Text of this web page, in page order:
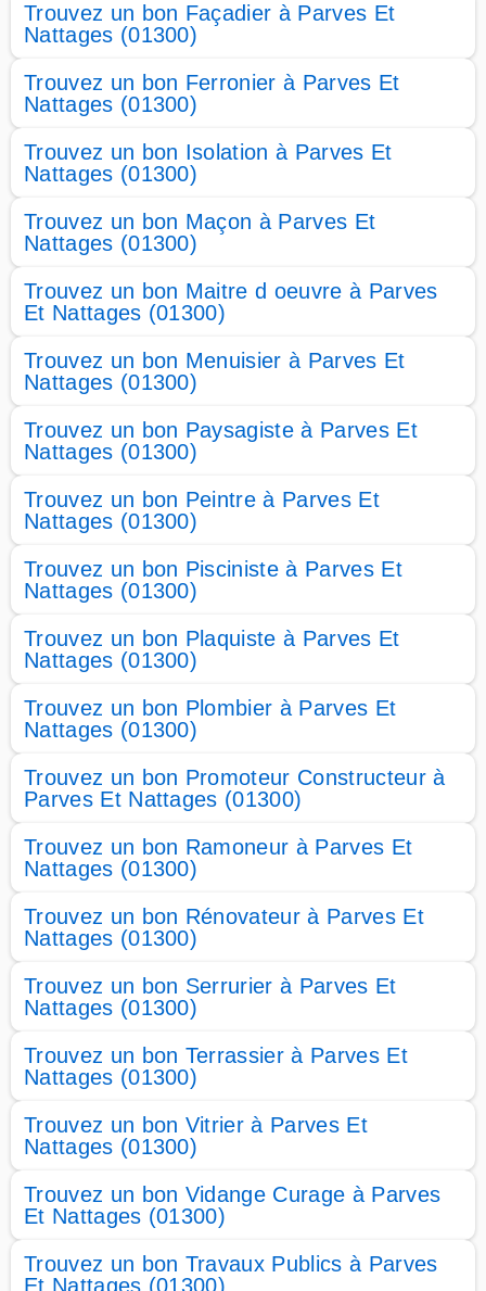
Trouvez un bon Façadier à Parves Et
Nattages (01300)
Trouvez un bon Ferronier à Parves Et
Nattages (01300)
Trouvez un bon Isolation à Parves Et
Nattages (01300)
Trouvez un bon Maçon à Parves Et
Nattages (01300)
Trouvez un bon Maitre d oeuvre à Parves
Et Nattages (01300)
Trouvez un bon Menuisier à Parves Et
Nattages (01300)
Trouvez un bon Paysagiste à Parves Et
Nattages (01300)
Trouvez un bon Peintre à Parves Et
Nattages (01300)
Trouvez un bon Pisciniste à Parves Et
Nattages (01300)
Trouvez un bon Plaquiste à Parves Et
Nattages (01300)
Trouvez un bon Plombier à Parves Et
Nattages (01300)
Trouvez un bon Promoteur Constructeur à
Parves Et Nattages (01300)
Trouvez un bon Ramoneur à Parves Et
Nattages (01300)
Trouvez un bon Rénovateur à Parves Et
Nattages (01300)
Trouvez un bon Serrurier à Parves Et
Nattages (01300)
Trouvez un bon Terrassier à Parves Et
Nattages (01300)
Trouvez un bon Vitrier à Parves Et
Nattages (01300)
Trouvez un bon Vidange Curage à Parves
Et Nattages (01300)
Trouvez un bon Travaux Publics à Parves
Et Nattages (01300)